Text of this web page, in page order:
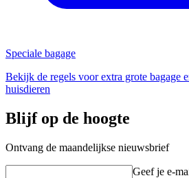
Speciale bagage
Bekijk de regels voor extra grote bagage
huisdieren
Blijf op de hoogte
Ontvang de maandelijkse nieuwsbrief
Geef je e-